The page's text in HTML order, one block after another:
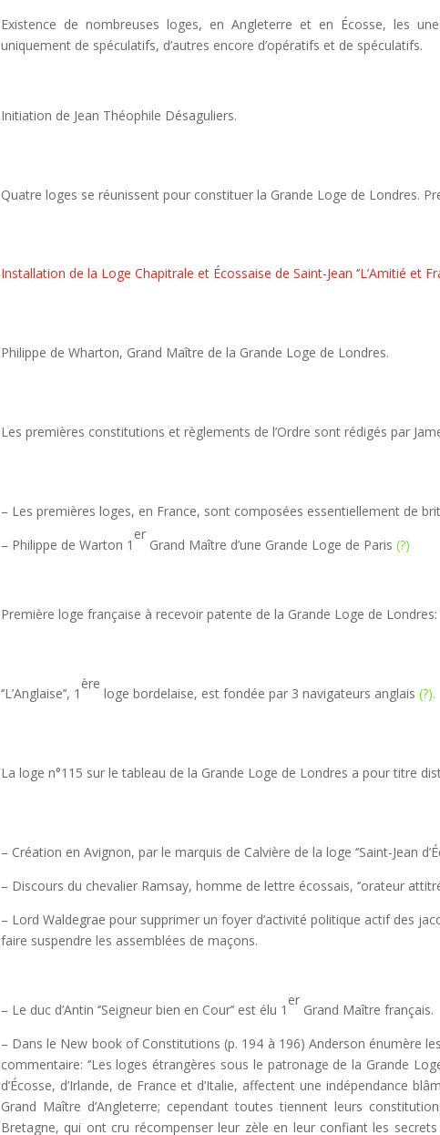
Existence de nombreuses loges, en Angleterre et en Écosse, les
uniquement de spéculatifs, d’autres encore d’opératifs et de spéculatifs.
Initiation de Jean Théophile Désaguliers.
Quatre loges se réunissent pour constituer la Grande Loge de Londres.
Installation de la Loge Chapitrale et Écossaise de Saint-Jean ‘’L’Amitié et
Philippe de Wharton, Grand Maître de la Grande Loge de Londres.
Les premières constitutions et règlements de l’Ordre sont rédigés par
– Les premières loges, en France, sont composées essentiellement de
– Philippe de Warton 1
er
Grand Maître d’une Grande Loge de Paris (?)
Première loge française à recevoir patente de la Grande Loge de Londres:
‘’L’Anglaise’’, 1
ère
loge bordelaise, est fondée par 3 navigateurs anglais (?).
La loge n°115 sur le tableau de la Grande Loge de Londres a pour titre
– Création en Avignon, par le marquis de Calvière de la loge ‘’Saint-Jean
– Discours du chevalier Ramsay, homme de lettre écossais, ‘’orateur
– Lord Waldegrae pour supprimer un foyer d’activité politique actif des
faire suspendre les assemblées de maçons.
– Le duc d’Antin ‘’Seigneur bien en Cour’’ est élu 1
er
Grand Maître français.
– Dans le New book of Constitutions (p. 194 à 196) Anderson énumère
commentaire: ‘’Les loges étrangères sous le patronage de la Grande
d’Écosse, d’Irlande, de France et d’Italie, affectent une indépendance
Grand Maître d’Angleterre; cependant toutes tiennent leurs
Bretagne, qui ont cru récompenser leur zèle en leur confiant les